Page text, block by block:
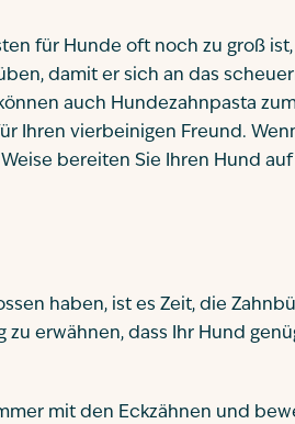
für Hunde oft noch zu groß
damit er sich an das
auch Hundezahnpasta
Ihren vierbeinigen Freund.
bereiten Sie Ihren Hund
haben, ist es Zeit, die
erwähnen, dass Ihr Hund
mit den Eckzähnen und